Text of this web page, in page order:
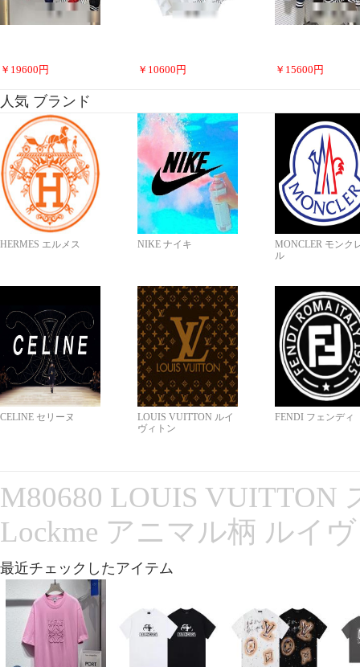
￥ 19600 円 ￥ 10600 円 ￥ 15600 円
人気 ブランド
HERMES エルメス NIKE ナイキ
MONCLER モンク
ル
CELINE セリーヌ
LOUIS VUITTON ルイ
ヴィトン
FENDI フェンディ
M80680 LOUIS VUITTON
Lockme アニマル柄 ルイ
最近チェックしたアイテム